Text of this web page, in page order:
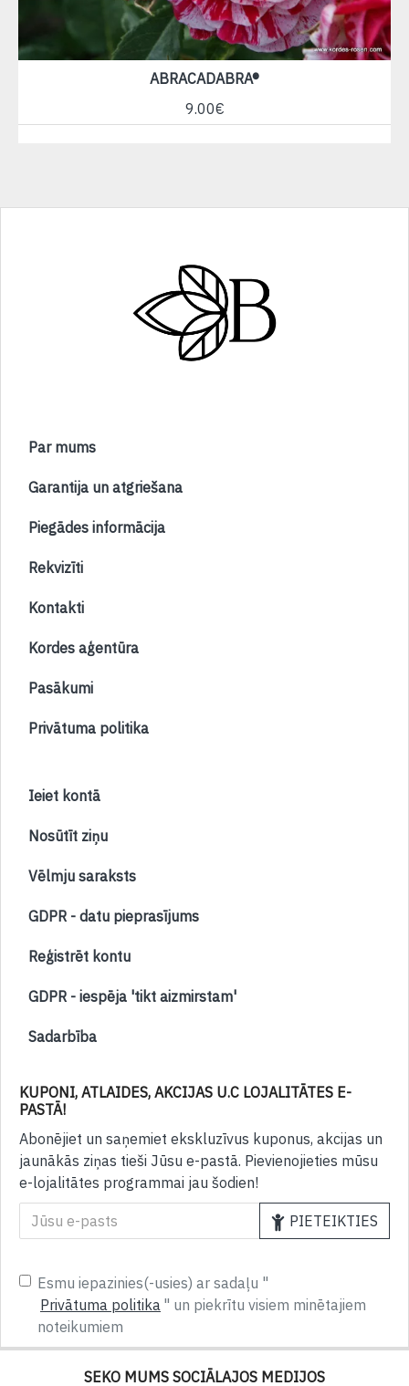
ABRACADABRA®
9.00€
Par mums
Garantija un atgriešana
Piegādes informācija
Rekvizīti
Kontakti
Kordes aģentūra
Pasākumi
Privātuma politika
Ieiet kontā
Nosūtīt ziņu
Vēlmju saraksts
GDPR - datu pieprasījums
Reģistrēt kontu
GDPR - iespēja 'tikt aizmirstam'
Sadarbība
KUPONI, ATLAIDES, AKCIJAS U.C LOJALITĀTES E-
PASTĀ!
Abonējiet un saņemiet ekskluzīvus kuponus, akcijas un
jaunākās ziņas tieši Jūsu e-pastā. Pievienojieties mūsu
e-lojalitātes programmai jau šodien!
PIETEIKTIES
Esmu iepazinies(-usies) ar sadaļu "
Privātuma politika " un piekrītu visiem minētajiem
noteikumiem
SEKO MUMS SOCIĀLAJOS MEDIJOS